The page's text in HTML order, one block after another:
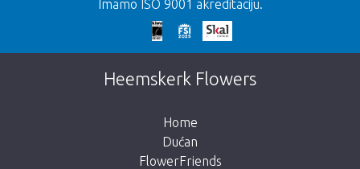
Prekasno!
Nažalost, ovaj artikl je rasprodan. Kliknite na
gumb ispod za povratak u trgovinu.
Imamo ISO 9001 akreditaciju.
Heemskerk Flowers
Home
Dućan
FlowerFriends